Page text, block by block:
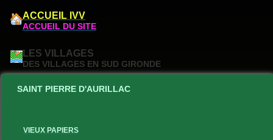
ACCUEIL IVV
ACCUEIL DU SITE
LES VILLAGES
DES VILLAGES EN SUD GIRONDE
SAINT PIERRE D'AURILLAC
VIEUX PAPIERS